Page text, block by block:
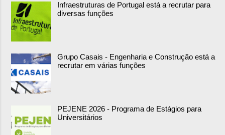
Infraestruturas de Portugal está a recrutar para
diversas funções
Grupo Casais - Engenharia e Construção está a
recrutar em várias funções
PEJENE 2026 - Programa de Estágios para
Universitários